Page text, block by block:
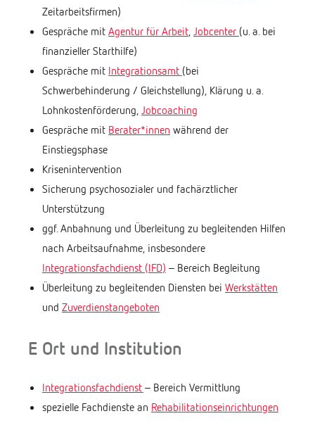
Zeitarbeitsfirmen)
Gespräche mit Agentur für Arbeit, Jobcenter (u. a. bei
finanzieller Starthilfe)
Gespräche mit Integrationsamt (bei
Schwerbehinderung / Gleichstellung), Klärung u. a.
Lohnkostenförderung, Jobcoaching
Gespräche mit Berater*innen während der
Einstiegsphase
Krisenintervention
Sicherung psychosozialer und fachärztlicher
Unterstützung
ggf. Anbahnung und Überleitung zu begleitenden Hilfen
nach Arbeitsaufnahme, insbesondere
Integrationsfachdienst (IFD) – Bereich Begleitung
Überleitung zu begleitenden Diensten bei Werkstätten
und Zuverdienstangeboten
E Ort und Institution
Integrationsfachdienst – Bereich Vermittlung
spezielle Fachdienste an Rehabilitationseinrichtungen